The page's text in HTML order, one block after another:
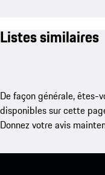
Listes similaires
De façon générale,
disponibles sur cette
Donnez votre avis